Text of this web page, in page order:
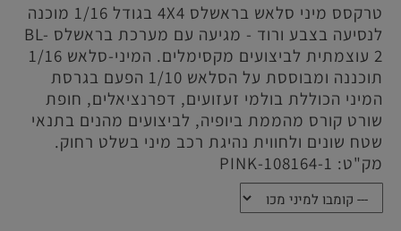
טרקסס מיני סלאש בראשלס 4X4 בגודל 1/16 מוכנה
לנסיעה בצבע ורוד - מגיעה עם מערכת בראשלס BL-
2 עוצמתית לביצועים מקסימלים. המיני-סלאש 1/16
תוכננה ומבוססת על הסלאש 1/10 הפעם בגרסת
המיני הכוללת בולמי זעזועים, דפרנציאלים, חופת
שורט קורס מהממת ביופיה, לביצועים מהנים בתנאי
שטח שונים ולחווית נהיגת רכב מיני בשלט רחוק.
מק"ט: 108164-1-PINK